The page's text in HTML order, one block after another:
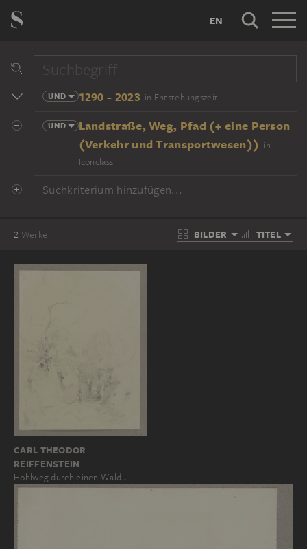
EN
UND 1290 - 2023 in Entstehungszeit
UND
Landstraße, Weg, Pfad (+ eine Person
(Verkehr und Transportwesen)) in
Iconclass
Suchkriterium hinzufügen...
2 Werke BILDER TITEL
CARL THEODOR
REIFFENSTEIN
Hohlweg durch einen Wald…